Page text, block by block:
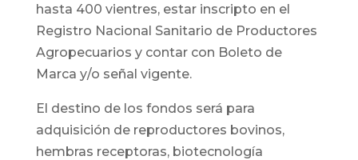
hasta 400 vientres, estar inscripto en el
Registro Nacional Sanitario de Productores
Agropecuarios y contar con Boleto de
Marca y/o señal vigente.
El destino de los fondos será para
adquisición de reproductores bovinos,
hembras receptoras, biotecnología